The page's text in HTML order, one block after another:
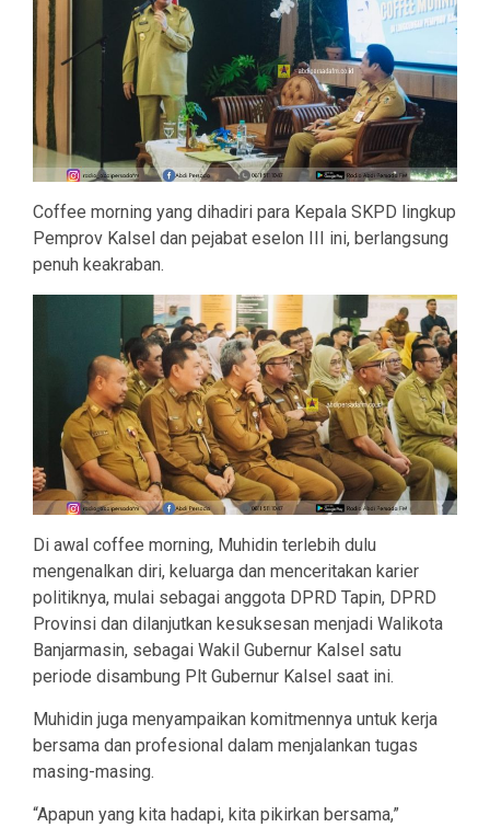
Coffee morning yang dihadiri para Kepala SKPD lingkup
Pemprov Kalsel dan pejabat eselon III ini, berlangsung
penuh keakraban.
Di awal coffee morning, Muhidin terlebih dulu
mengenalkan diri, keluarga dan menceritakan karier
politiknya, mulai sebagai anggota DPRD Tapin, DPRD
Provinsi dan dilanjutkan kesuksesan menjadi Walikota
Banjarmasin, sebagai Wakil Gubernur Kalsel satu
periode disambung Plt Gubernur Kalsel saat ini.
Muhidin juga menyampaikan komitmennya untuk kerja
bersama dan profesional dalam menjalankan tugas
masing-masing.
“Apapun yang kita hadapi, kita pikirkan bersama,”